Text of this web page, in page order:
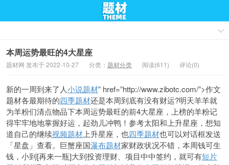
本周运势最旺的4大星座
题材网 发布于 2022-10-27 分类： 题材分类 阅读(611) 评论(0)
新的一周到来了人小说题材” href=”http://www.zibotc.com/”>作文
题材各最期待的四季题材还是本周到底有没有财运?明天羊羊就
为羊粉们清点物品下本周运势最旺的前4大星座，上榜的羊粉记
得牢牢地地掌握好运，起劲儿冲鸭！参考太阳和上升星座，想知
道自己的继续视频题材 上升星座，也四季题材也可以对话框发送
「星盘」查看。巨蟹座国瀑布题材家财政状况不错，本周钱可生
钱，小到[再来一瓶]大到投资理财、项目中中签约，就可有短片